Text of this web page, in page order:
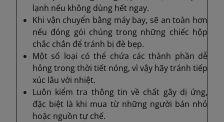
lạnh nếu không dùng hết ngay.
Khi vận chuyển bằng máy bay, sẽ an toàn hơn
nếu đóng gói chúng trong những chiếc hộp
chắc chắn để tránh bị đè bẹp.
Một số loại có thể chứa các thành phần dễ
hỏng trong thời tiết nóng, vì vậy hãy tránh tiếp
xúc lâu với nhiệt.
Luôn kiểm tra thông tin về chất gây dị ứng,
đặc biệt là khi mua từ những người bán nhỏ
hoặc nguồn tự chế.